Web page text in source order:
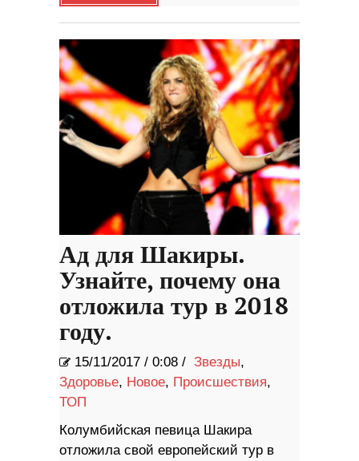
Ад для Шакиры.
Узнайте, почему она
отложила тур в 2018
году.
15/11/2017 / 0:08 / Звезды,
Здоровье, Новое, Происшествия,
ТОП
Колумбийская певица Шакира
отложила свой европейский тур в